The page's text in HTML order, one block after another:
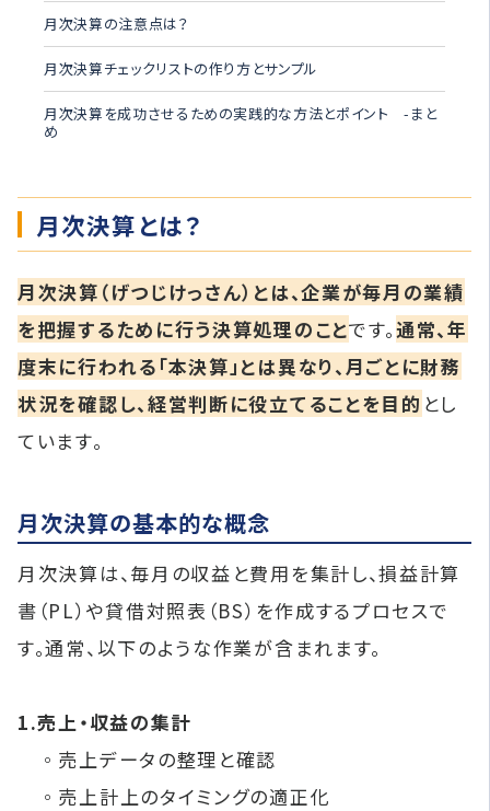
月次決算の注意点は？
月次決算チェックリストの作り方とサンプル
月次決算を成功させるための実践的な方法とポイント -まと
め
月次決算とは？
月次決算（げつじけっさん）とは、企業が毎月の業績
を把握するために行う決算処理のことです。通常、年
度末に行われる「本決算」とは異なり、月ごとに財務
状況を確認し、経営判断に役立てることを目的 とし
ています。
月次決算の基本的な概念
月次決算は、毎月の収益と費用を集計し、損益計算
書（PL）や貸借対照表（BS）を作成するプロセスで
す。通常、以下のような作業が含まれます。
1.売上・収益の集計
◦売上データの整理と確認
◦売上計上のタイミングの適正化